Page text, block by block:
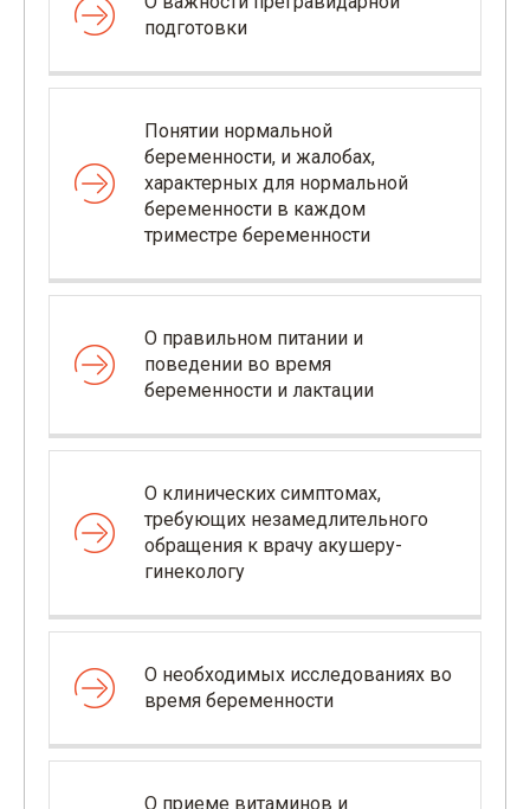
подготовки
Понятии нормальной
беременности, и жалобах,
характерных для нормальной
беременности в каждом
триместре беременности
О правильном питании и
поведении во время
беременности и лактации
О клинических симптомах,
требующих незамедлительного
обращения к врачу акушеру-
гинекологу
О необходимых исследованиях во
время беременности
О приеме витаминов и